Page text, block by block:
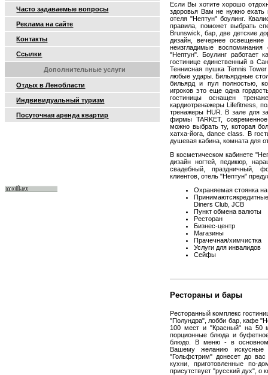
Часто задаваемые вопросы
Реклама на сайте
Контакты
Ссылки
Дополнительные услуги
Отдых в Ленобласти
Индвивидуальный туризм
Посуточная аренда квартир
Если Вы хотите хорошо
здоровья Вам не нужно ехать
отеля "Нептун" боулинг.
правила, поможет выбрать
Brunswick, бар, две детские
дизайн, вечернее
неизгладимые
"Нептун". Боулинг работает
гостинице единственный в
Теннисная пушка Tennis
любые удары. Бильярдные
бильярд и пул полностью,
игроков это еще одна
гостиницы оснащен
кардиотренажеры Lifefitness,
тренажеры HUR. В зале для
фирмы TARKET,
можно выбрать ту, которая
хатха-йога, dance class. В
душевая кабина, комната для
В косметическом кабинете
дизайн ногтей, педикюр,
свадебный, праздничный,
клиентов, отель "Нептун"
Охраняемая стоянка
Diners Club, JCB
Пункт обмена валюты
Ресторан
Бизнес-центр
Магазины
Прачечная/химчистка
Услуги для инвалидов
Сейфы
Рестораны и бары
Ресторанный комплекс
"Полундра", лобби бар, кафе
100 мест и "Красный" на 50
порционные блюда и
блюдо. В меню - в основном
Вашему желанию искусные
"Гольфстрим" донесет до
кухни, приготовленные по-
присутствует "русский дух", о